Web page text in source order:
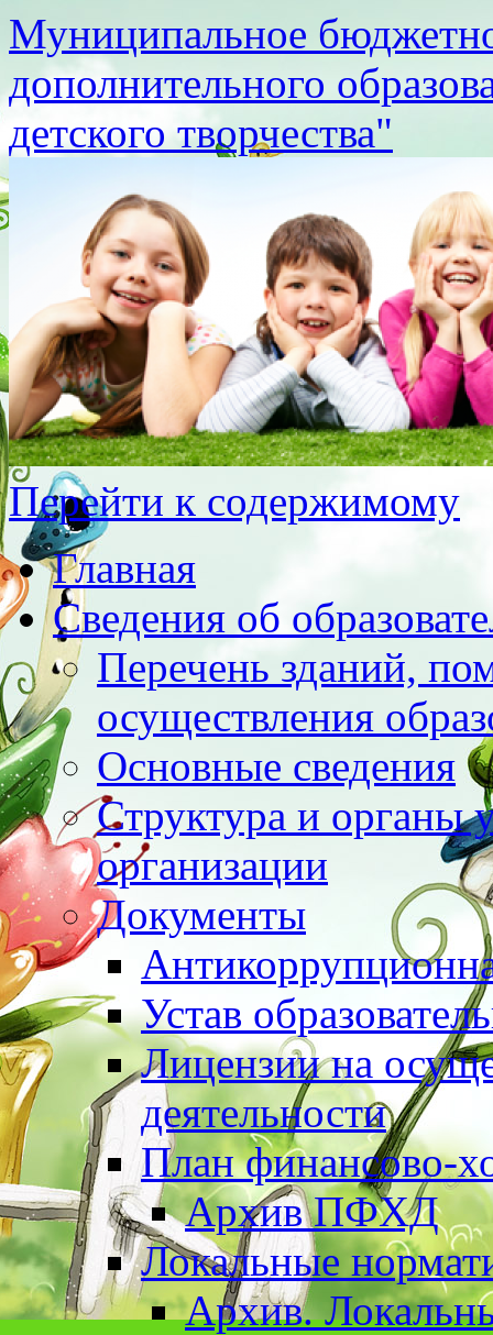
Муниципальное
дополнительного
детского творчества"
Перейти к содержимому
Главная
Сведения об
Перечень зданий,
осуществления
Основные сведения
Структура и органы
организации
Документы
Устав
Лицензии на
деятельности
План финансово-
Архив ПФХД
Локальные
Архив.